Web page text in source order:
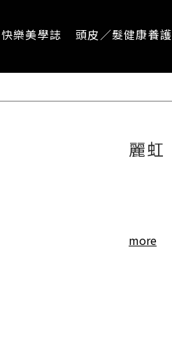
快樂美學誌 頭皮／髮健康養護
麗虹
more